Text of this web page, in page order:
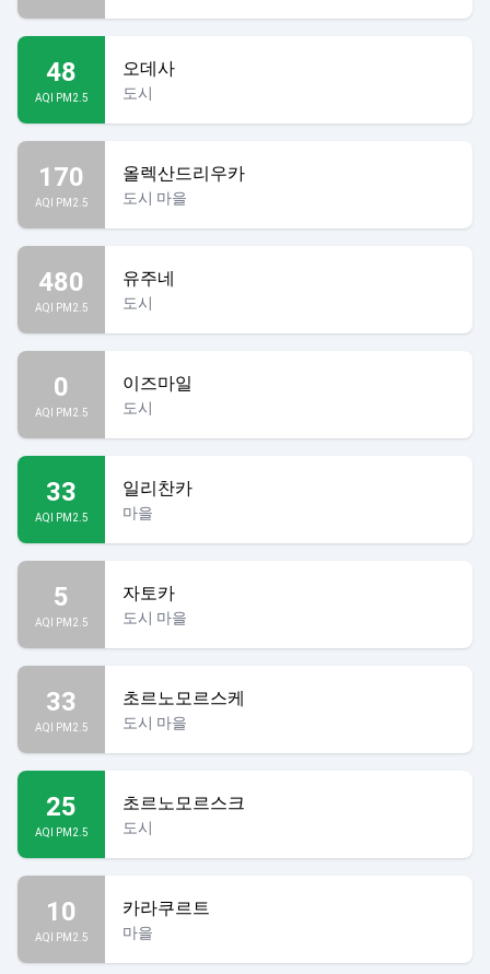
48
AQI PM2.5
오데사
도시
170
AQI PM2.5
올렉산드리우카
도시 마을
480
AQI PM2.5
유주네
도시
0
AQI PM2.5
이즈마일
도시
33
AQI PM2.5
일리찬카
마을
5
AQI PM2.5
자토카
도시 마을
33
AQI PM2.5
초르노모르스케
도시 마을
25
AQI PM2.5
초르노모르스크
도시
10
AQI PM2.5
카라쿠르트
마을